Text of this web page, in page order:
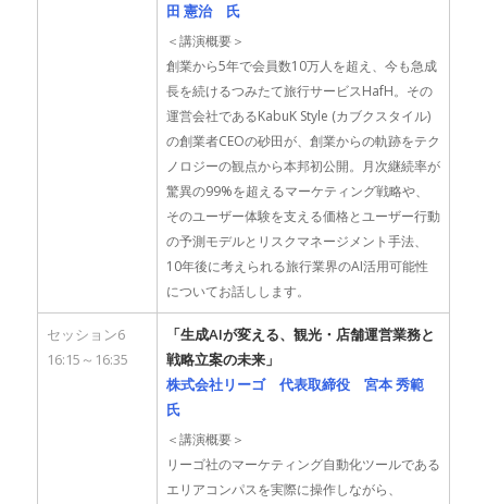
田 憲治 氏
＜講演概要＞
創業から5年で会員数10万人を超え、今も急成
長を続けるつみたて旅行サービスHafH。その
運営会社であるKabuK Style (カブクスタイル)
の創業者CEOの砂田が、創業からの軌跡をテク
ノロジーの観点から本邦初公開。月次継続率が
驚異の99%を超えるマーケティング戦略や、
そのユーザー体験を支える価格とユーザー行動
の予測モデルとリスクマネージメント手法、
10年後に考えられる旅行業界のAI活用可能性
についてお話しします。
セッション6
16:15～16:35
「生成AIが変える、観光・店舗運営業務と
戦略立案の未来」
株式会社リーゴ 代表取締役 宮本 秀範
氏
＜講演概要＞
リーゴ社のマーケティング自動化ツールである
エリアコンパスを実際に操作しながら、